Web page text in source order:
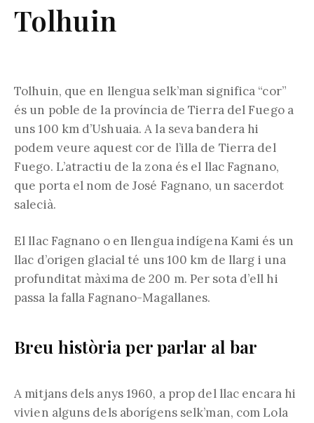
Tolhuin
Tolhuin, que en llengua selk’man significa “cor”
és un poble de la província de Tierra del Fuego a
uns 100 km d’Ushuaia. A la seva bandera hi
podem veure aquest cor de l’illa de Tierra del
Fuego. L’atractiu de la zona és el llac Fagnano,
que porta el nom de José Fagnano, un sacerdot
salecià.
El llac Fagnano o en llengua indígena Kami és un
llac d’origen glacial té uns 100 km de llarg i una
profunditat màxima de 200 m. Per sota d’ell hi
passa la falla Fagnano-Magallanes.
Breu història per parlar al bar
A mitjans dels anys 1960, a prop del llac encara hi
vivien alguns dels aborígens selk’man, com Lola